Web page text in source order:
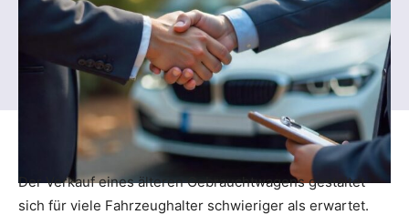
Der Verkauf eines älteren Gebrauchtwagens gestaltet
sich für viele Fahrzeughalter schwieriger als erwartet.